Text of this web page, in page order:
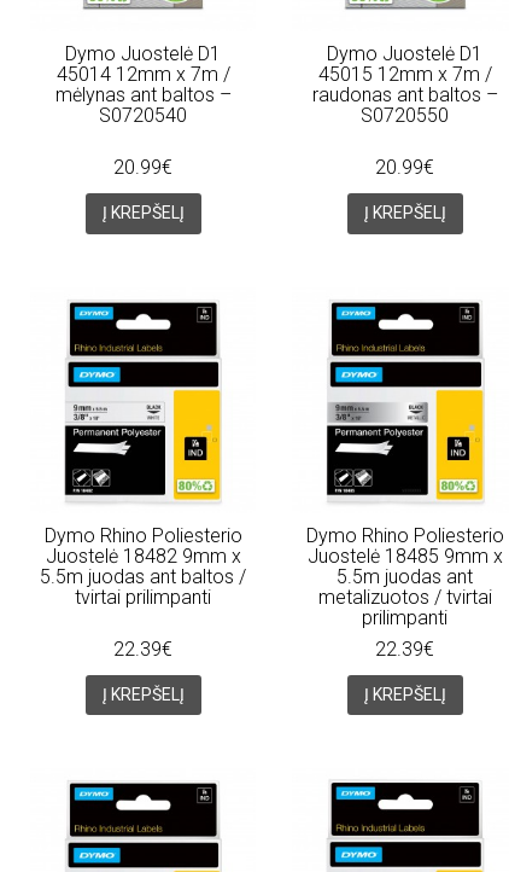
Dymo Juostelė D1
45014 12mm x 7m /
mėlynas ant baltos –
S0720540
20.99€
Į KREPŠELĮ
Dymo Juostelė D1
45015 12mm x 7m /
raudonas ant baltos –
S0720550
20.99€
Į KREPŠELĮ
Dymo Rhino Poliesterio
Juostelė 18482 9mm x
5.5m juodas ant baltos /
tvirtai prilimpanti
22.39€
Į KREPŠELĮ
Dymo Rhino Poliesterio
Juostelė 18485 9mm x
5.5m juodas ant
metalizuotos / tvirtai
prilimpanti
22.39€
Į KREPŠELĮ